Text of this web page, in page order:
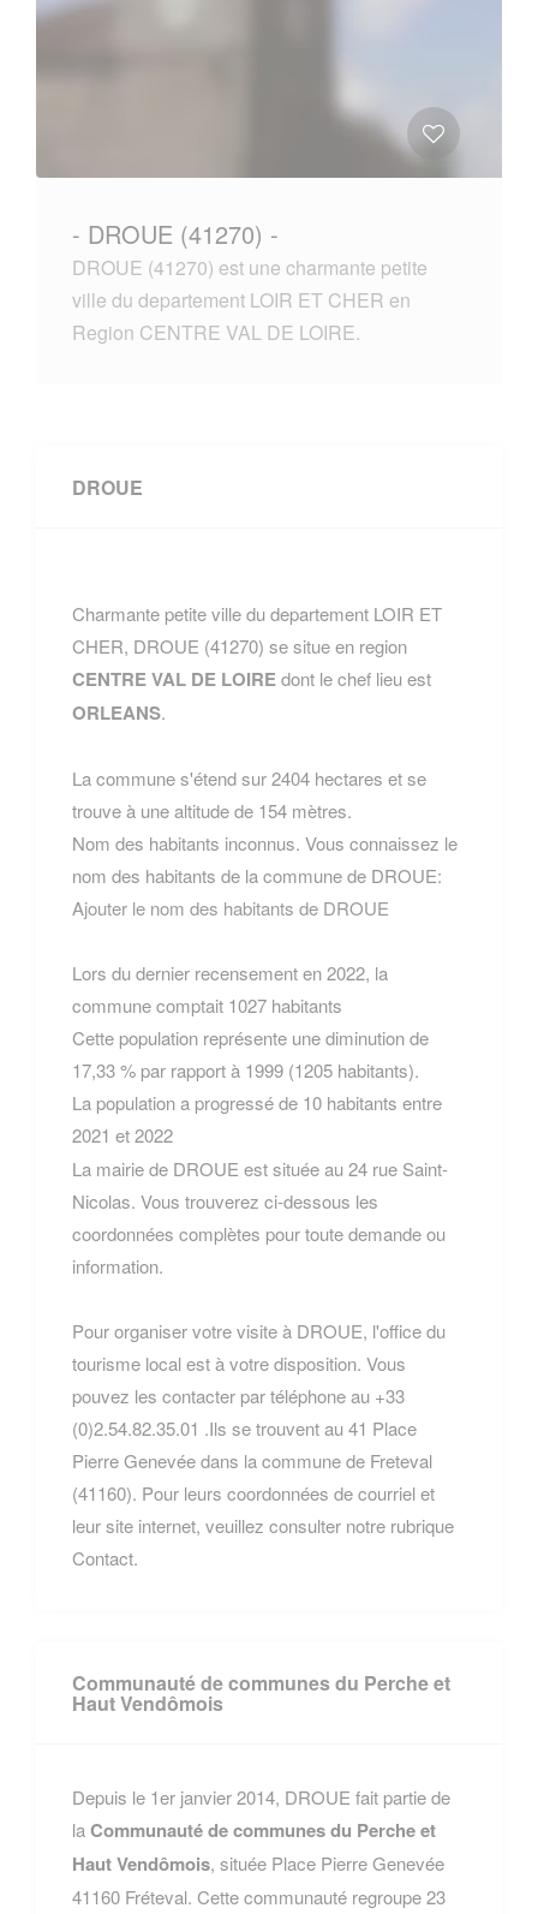
- DROUE (41270) -
DROUE (41270) est une charmante petite
ville du departement LOIR ET CHER en
Region CENTRE VAL DE LOIRE.
DROUE
Charmante petite ville du departement LOIR ET
CHER, DROUE (41270) se situe en region
CENTRE VAL DE LOIREdont le chef lieu est
ORLEANS.
La commune s'étend sur 2404 hectares et se
trouve à une altitude de 154 mètres.
Nom des habitants inconnus. Vous connaissez le
nom des habitants de la commune de DROUE:
Ajouter le nom des habitants de DROUE
Lors du dernier recensement en 2022, la
commune comptait 1027 habitants
Cette population représente une diminution de
17,33 % par rapport à 1999 (1205 habitants).
La population a progressé de 10 habitants entre
2021 et 2022
La mairie de DROUE est située au 24 rue Saint-
Nicolas. Vous trouverez ci-dessous les
coordonnées complètes pour toute demande ou
information.
Pour organiser votre visite à DROUE, l'office du
tourisme local est à votre disposition. Vous
pouvez les contacter par téléphone au +33
(0)2.54.82.35.01 .Ils se trouvent au 41 Place
Pierre Genevée dans la commune de Freteval
(41160). Pour leurs coordonnées de courriel et
leur site internet, veuillez consulter notre rubrique
Contact.
Communauté de communes du Perche et
Haut Vendômois
Depuis le 1er janvier 2014, DROUE fait partie de
laCommunauté de communes du Perche et
Haut Vendômois, située Place Pierre Genevée
41160 Fréteval. Cette communauté regroupe 23